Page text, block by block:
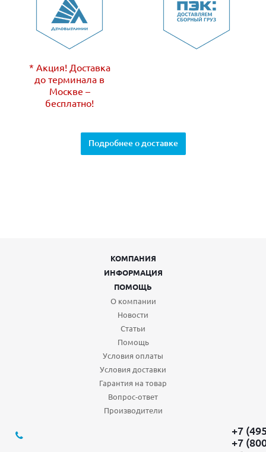
* Акция! Доставка
до терминала в
Москве –
бесплатно!
Подробнее о доставке
КОМПАНИЯ
ИНФОРМАЦИЯ
ПОМОЩЬ
О компании
Новости
Статьи
Помощь
Условия оплаты
Условия доставки
Гарантия на товар
Вопрос-ответ
Производители
+7
+7